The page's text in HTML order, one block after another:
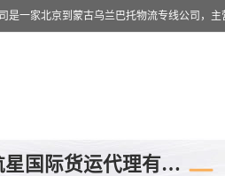
北京跃瑞航星国际货运代理有限公司
乌兰巴托铁